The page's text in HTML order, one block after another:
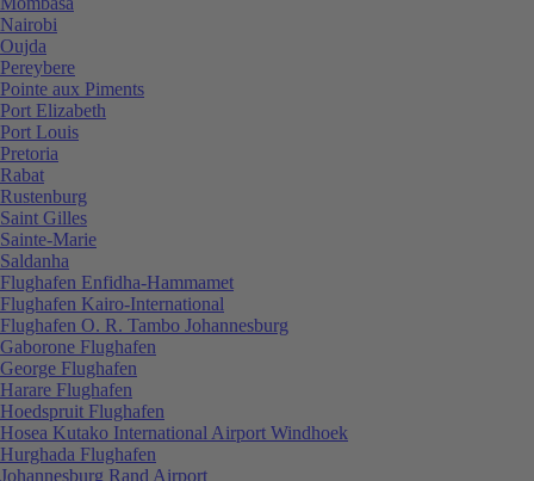
Nairobi
Oujda
Pereybere
Pointe aux Piments
Port Elizabeth
Port Louis
Pretoria
Rabat
Rustenburg
Saint Gilles
Sainte-Marie
Saldanha
Flughafen Enfidha-Hammamet
Flughafen Kairo-International
Flughafen O. R. Tambo Johannesburg
Gaborone Flughafen
George Flughafen
Harare Flughafen
Hoedspruit Flughafen
Hosea Kutako International Airport Windhoek
Hurghada Flughafen
Johannesburg Rand Airport